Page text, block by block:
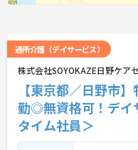
通所介護（デイサービス）
株式会社SOYOKAZE日野ケア
【東京都／日野市
勤◎無資格可！デイ
タイム社員＞